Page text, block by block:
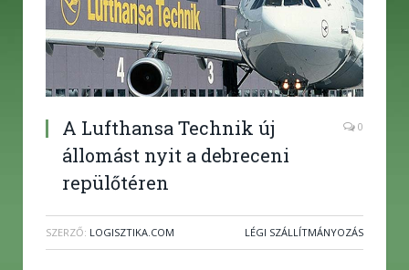
A Lufthansa Technik új
állomást nyit a debreceni
repülőtéren
0
SZERZŐ: LOGISZTIKA.COM LÉGI SZÁLLÍTMÁNYOZÁS